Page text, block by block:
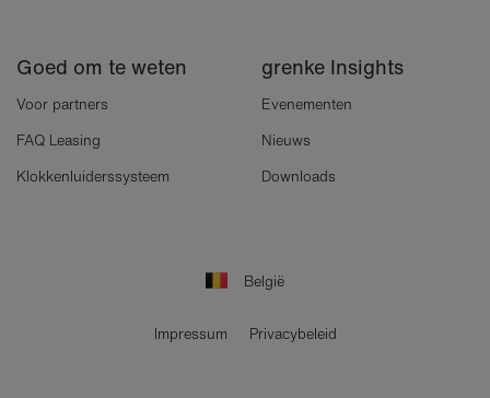
Goed om te weten
Voor partners
FAQ Leasing
Klokkenluiderssysteem
grenke Insights
Evenementen
Nieuws
Downloads
België
Impressum Privacybeleid